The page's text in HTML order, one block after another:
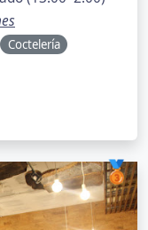
Coctelería
🥉